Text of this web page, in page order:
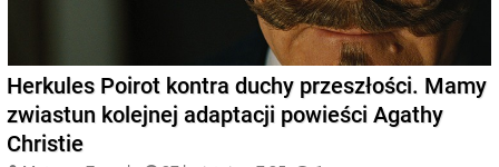
Herkules Poirot kontra duchy przeszłości. Mamy
zwiastun kolejnej adaptacji powieści Agathy
Christie